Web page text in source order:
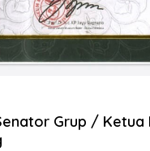
Grup / Ketua